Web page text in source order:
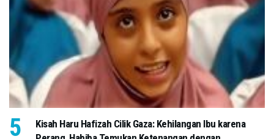
Kisah Haru Hafizah Cilik Gaza: Kehilangan Ibu karena